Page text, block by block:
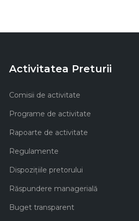
Activitatea Preturii
Comisii de activitate
Programe de activitate
Rapoarte de activitate
Regulamente
Dispozițiile pretorului
Răspundere managerială
Buget transparent